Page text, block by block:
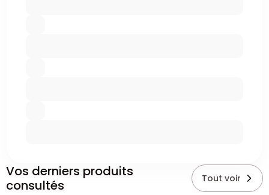
Vos derniers produits
consultés
Tout voir